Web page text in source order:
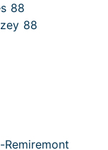
88
88
Remiremont